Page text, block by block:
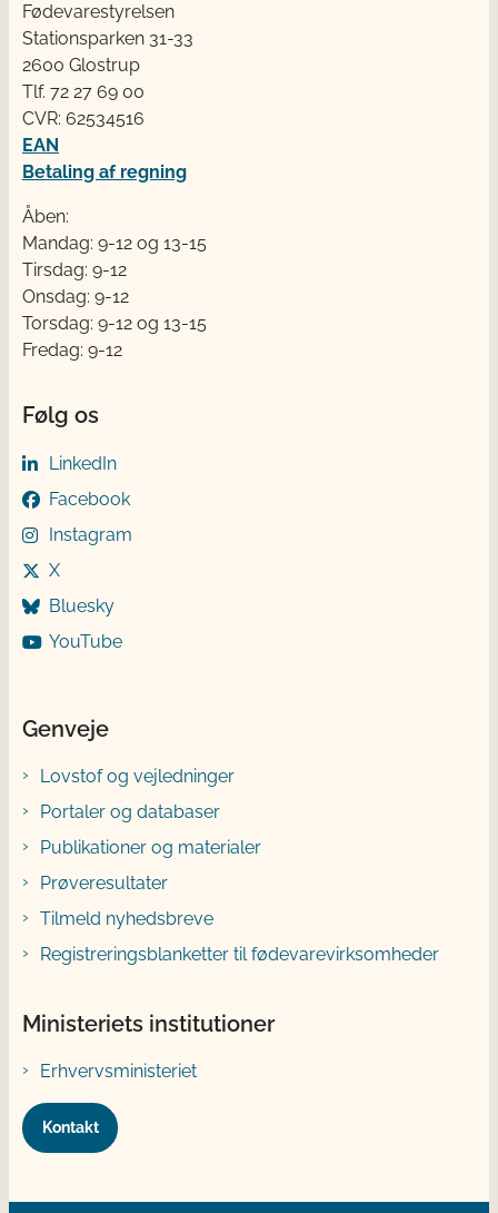
Fødevarestyrelsen
Stationsparken 31-33
2600 Glostrup
Tlf. 72 2​​​7 69 00
CVR: 62534516
EAN
Betaling af regning
Åben:
Mandag: 9-12 og 13-15
Tirsdag: 9-12
Onsdag: 9-12
Torsdag: 9-12 og 13-15
Fredag: 9-12
Følg os
LinkedIn
Facebook
Instagram
X
Bluesky
YouTube
Genveje
Lovstof og vejledninger
Portaler og databaser
Publikationer og materialer
Prøveresultater
Tilmeld nyhedsbreve
Registreringsblanketter til fødevarevirksomheder
Ministeriets institutioner
Erhvervsministeriet
Kontakt